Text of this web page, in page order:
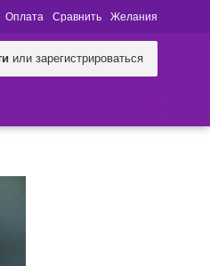
Оплата Сравнить Желания
или зарегистрироваться